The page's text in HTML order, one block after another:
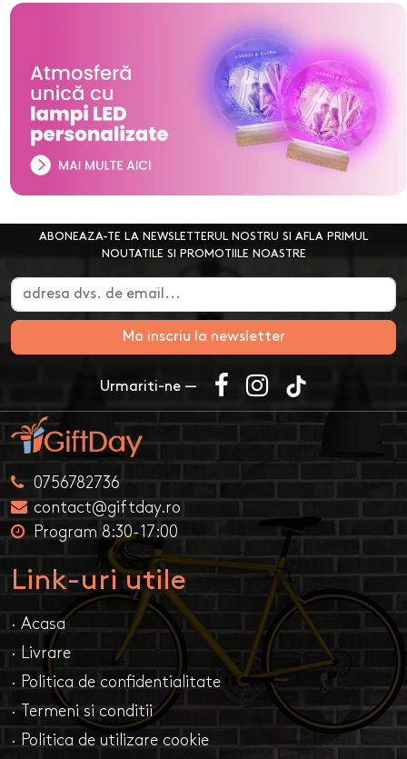
ABONEAZA-TE LA NEWSLETTERUL NOSTRU SI AFLA PRIMUL
NOUTATILE SI PROMOTIILE NOASTRE
Ma inscriu la newsletter
Urmariti-ne —
0756782736
contact@giftday.ro
Program 8:30-17:00
Link-uri utile
· Acasa
· Livrare
· Politica de confidentialitate
· Termeni si conditii
· Politica de utilizare cookie